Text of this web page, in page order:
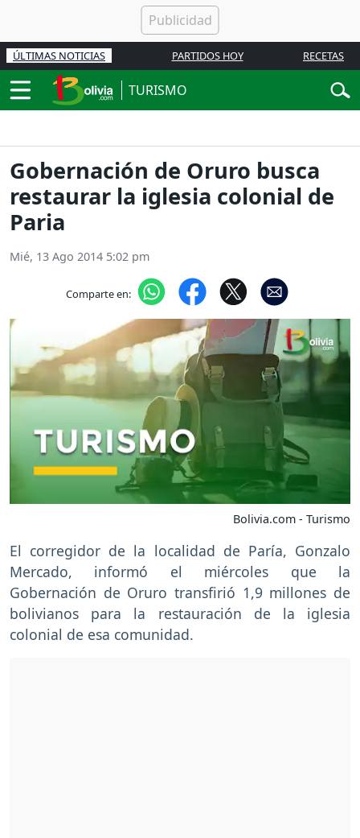
ÚLTIMAS NOTICIAS PARTIDOS HOY RECETAS
TURISMO
Gobernación de Oruro busca
restaurar la iglesia colonial de
Paria
Mié, 13 Ago 2014 5:02 pm
Comparte en:
Bolivia.com - Turismo
El corregidor de la localidad de Paría, Gonzalo
Mercado, informó el miércoles que la
Gobernación de Oruro transfirió 1,9 millones de
bolivianos para la restauración de la iglesia
colonial de esa comunidad.